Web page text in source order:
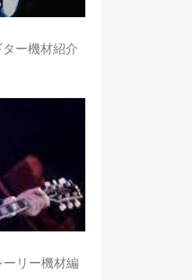
ー機材紹介
リー機材編